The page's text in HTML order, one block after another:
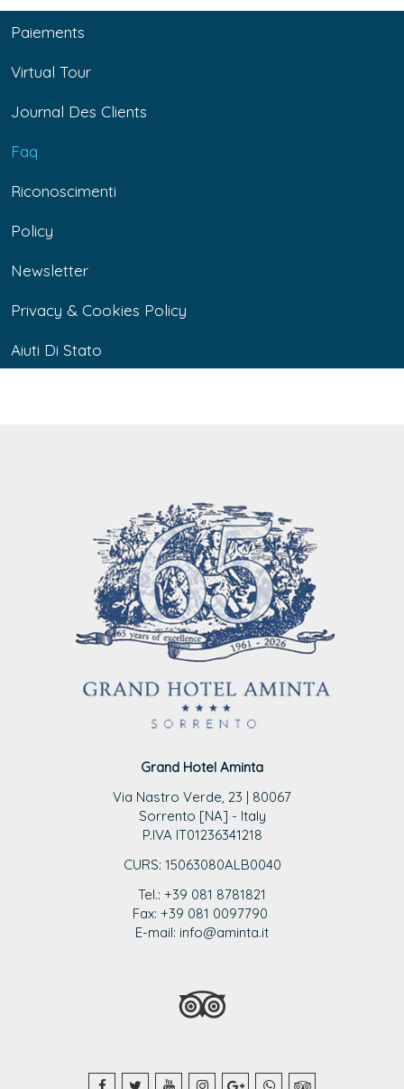
Paiements
Virtual Tour
Journal Des Clients
Faq
Riconoscimenti
Policy
Newsletter
Privacy & Cookies Policy
Aiuti Di Stato
Grand Hotel Aminta
Via Nastro Verde, 23 | 80067
Sorrento [NA] - Italy
P.IVA IT01236341218
CURS: 15063080ALB0040
Tel.: +39 081 8781821
Fax: +39 081 0097790
E-mail: info@aminta.it